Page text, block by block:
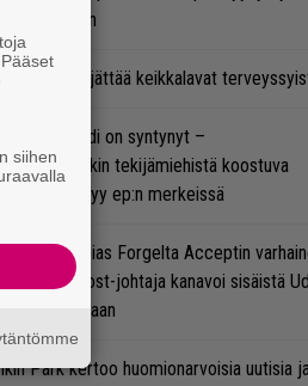
Suomeen
Hughes jättää keikkalavat
superbändi on syntynyt –
tekijämiehistä koostuva
esittäytyy ep:n merkeissä
sujuu Tobias Forgelta Acceptin
– Ghost-johtaja kanavoi sisäistä
Park kertoo huomionarvoisia uutisia
siihen